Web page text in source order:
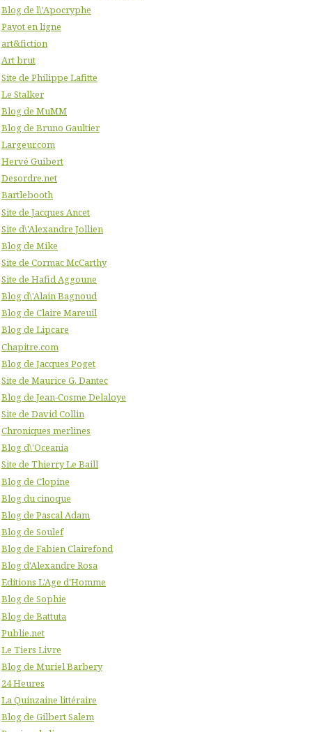
Blog de l\'Apocryphe
Payot en ligne
art&fiction
Art brut
Site de Philippe Lafitte
Le Stalker
Blog de MuMM
Blog de Bruno Gaultier
Largeur.com
Hervé Guibert
Desordre.net
Bartlebooth
Site de Jacques Ancet
Site d\'Alexandre Jollien
Blog de Mike
Site de Cormac McCarthy
Site de Hafid Aggoune
Blog d\'Alain Bagnoud
Blog de Claire Mareuil
Blog de Lipcare
Chapitre.com
Blog de Jacques Poget
Site de Maurice G. Dantec
Blog de Jean-Cosme Delaloye
Site de David Collin
Chroniques merlines
Blog d\'Oceania
Site de Thierry Le Baill
Blog de Clopine
Blog du cinoque
Blog de Pascal Adam
Blog de Soulef
Blog de Fabien Clairefond
Blog d'Alexandre Rosa
Editions L'Age d'Homme
Blog de Sophie
Blog de Battuta
Publie.net
Le Tiers Livre
Blog de Muriel Barbery
24 Heures
La Quinzaine littéraire
Blog de Gilbert Salem